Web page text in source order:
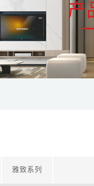
产
雅致系列